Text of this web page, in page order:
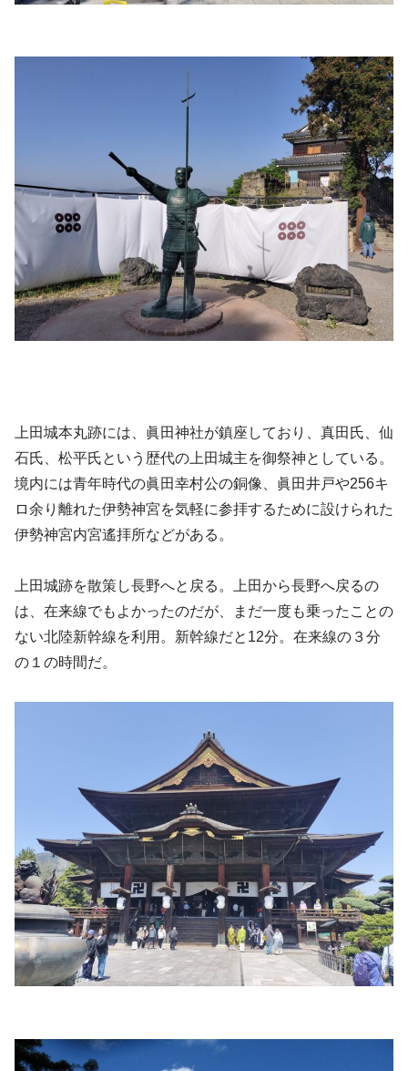
上田城本丸跡には、眞田神社が鎮座しており、真田氏、仙
石氏、松平氏という歴代の上田城主を御祭神としている。
境内には青年時代の眞田幸村公の銅像、眞田井戸や256キ
ロ余り離れた伊勢神宮を気軽に参拝するために設けられた
伊勢神宮内宮遙拝所などがある。
上田城跡を散策し長野へと戻る。上田から長野へ戻るの
は、在来線でもよかったのだが、まだ一度も乗ったことの
ない北陸新幹線を利用。新幹線だと12分。在来線の３分
の１の時間だ。